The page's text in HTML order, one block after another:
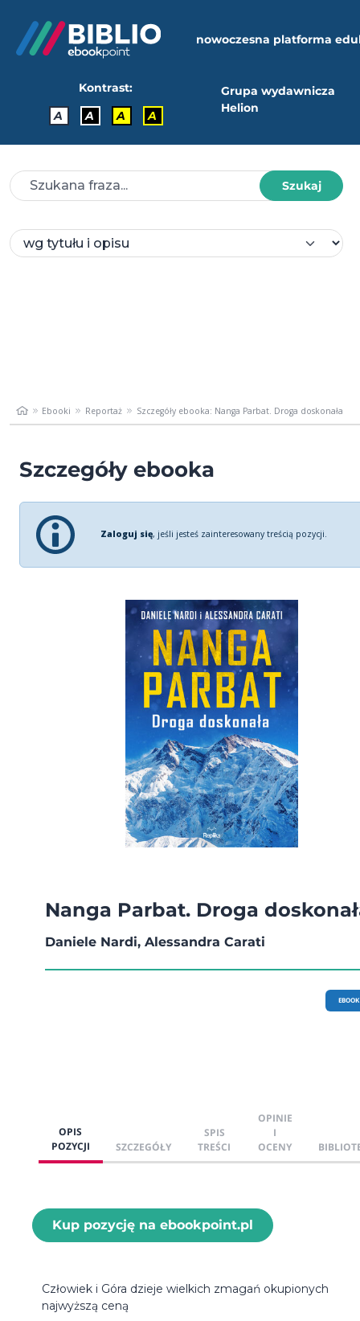
nowoczesna platforma
Kontrast:
A
A A A
Grupa wydawnicza
Helion
Szukaj
Ebooki Reportaż Szczegóły ebooka: Nanga Parbat. Droga doskonała
Szczegóły ebooka
Zaloguj się, jeśli jesteś zainteresowany treścią pozycji.
Nanga Parbat. Droga
Daniele Nardi, Alessandra Carati
EBOOK
OPIS
POZYCJI
SZCZEGÓŁY
SPIS
TREŚCI
OPINIE
I
OCENY
Kup pozycję na ebookpoint.pl
Człowiek i Góra dzieje wielkich zmagań okupionych
najwyższą ceną